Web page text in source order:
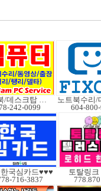
노트북/데스크탑 수리
242-0099
604-
국심카드♥♥♥
716-3837
토탈링크